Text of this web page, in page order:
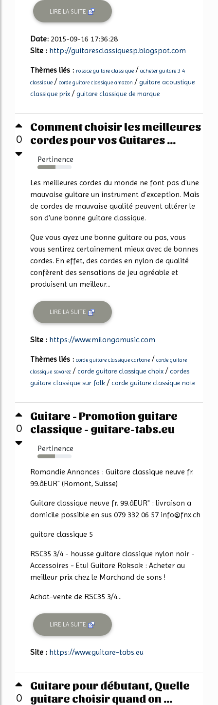
LIRE LA SUITE
Date: 2015-09-16 17:36:28
Site : http://guitaresclassiquesp.blogspot.com
Thèmes liés : rosace guitare classique / acheter guitare 3 4
classique / corde guitare classique amazon /guitare acoustique
classique prix /guitare classique de marque
0
Comment choisir les meilleures
cordes pour vos Guitares ...
Pertinence
53%
Les meilleures cordes du monde ne font pas d'une
mauvaise guitare un instrument d'exception. Mais
de cordes de mauvaise qualité peuvent altérer le
son d'une bonne guitare classique.
Que vous ayez une bonne guitare ou pas, vous
vous sentirez certainement mieux avec de bonnes
cordes. En effet, des cordes en nylon de qualité
confèrent des sensations de jeu agréable et
produisent un meilleur...
LIRE LA SUITE
Site : https://www.milongamusic.com
Thèmes liés : corde guitare classique carbone / corde guitare
classique savarez /corde guitare classique choix /cordes
guitare classique sur folk /corde guitare classique note
0
Guitare - Promotion guitare
classique - guitare-tabs.eu
Pertinence
51%
Romandie Annonces : Guitare classique neuve fr.
99.âEUR" (Romont, Suisse)
Guitare classique neuve fr. 99.âEUR" : livraison a
domicile possible en sus 079 332 06 57 info@fnx.ch
guitare classique 5
RSC35 3/4 - housse guitare classique nylon noir -
Accessoires - Etui Guitare Roksak : Acheter au
meilleur prix chez le Marchand de sons !
Achat-vente de RSC35 3/4...
LIRE LA SUITE
Site : https://www.guitare-tabs.eu
0
Guitare pour débutant, Quelle
guitare choisir quand on ...